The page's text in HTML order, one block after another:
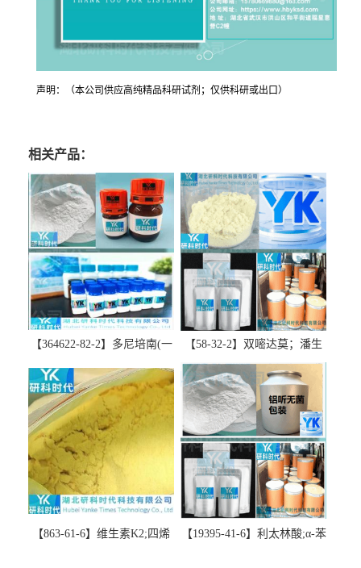
声明：（本公司供应高纯精品科研试剂；仅供科研或出口）
相关产品：
【364622-82-2】多尼培南(一
精品科研试剂-湖北研科时代
科技-“研”无止境;“科”学创
新！支持三方验证；支持定
制；检测图谱；MSDS等技术
支持！
【58-32-2】双嘧达莫；潘生
丁-精品科研试剂-湖北研科时
代科技-“研”无止境;“科”学创
新！支持三方验证；支持定
制；检测图谱；MSDS等技术
支持！
【863-61-6】维生素K2;四烯
【19395-41-6】利太林酸;α-苯